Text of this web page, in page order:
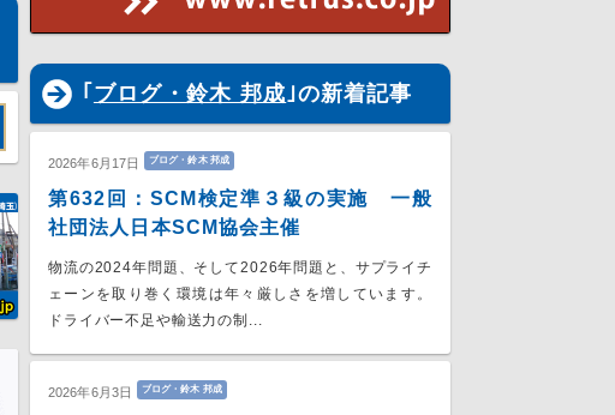
｢ ブログ・鈴木 邦成 ｣の新着記事
2026年6月17日 ブログ・鈴木 邦成
第632回：SCM検定準３級の実施 一般
社団法人日本SCM協会主催
物流の2024年問題、そして2026年問題と、サプライチ
ェーンを取り巻く環境は年々厳しさを増しています。
ドライバー不足や輸送力の制...
2026年6月3日 ブログ・鈴木 邦成